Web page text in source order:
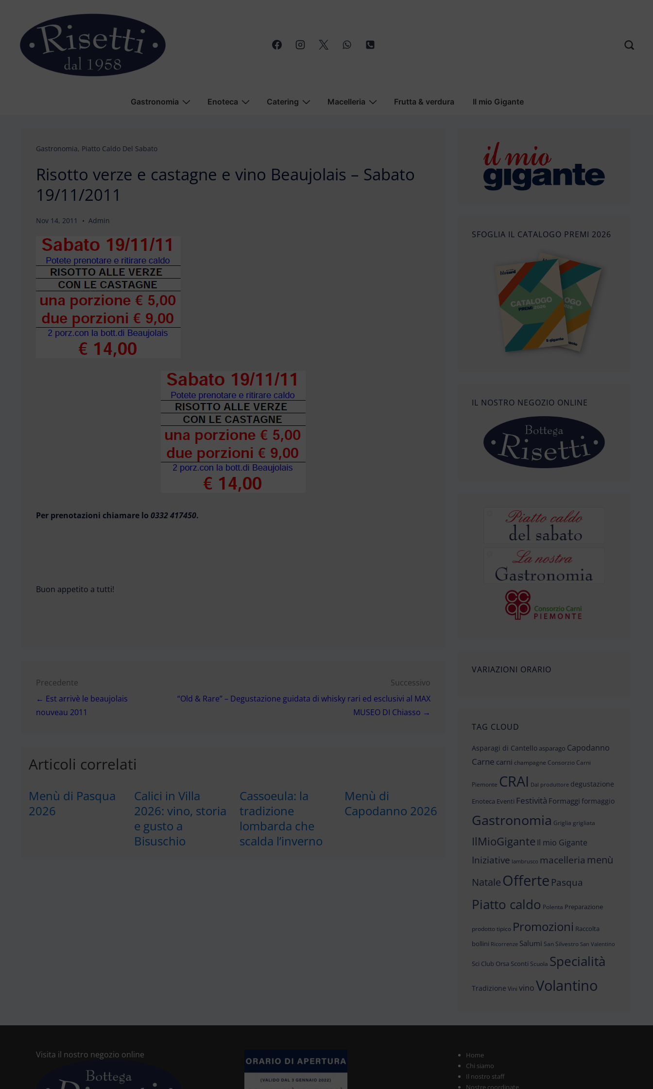
contenuto
principale
MenuGastronomia Enoteca Catering Macelleria Frutta & verdura Il mio Gigante
Gastronomia, Piatto Caldo Del Sabato
Risotto verze e castagne e vino Beaujolais – Sabato
19/11/2011
Nov 14, 2011 Admin
Per prenotazioni chiamare lo 0332 417450.
Buon appetito a tutti!
Navigazione
articoli
Precedente
← Est arrivè le beaujolais
nouveau 2011
Successivo
“Old & Rare” – Degustazione guidata di whisky rari ed esclusivi al MAX
MUSEO DI Chiasso →
Articoli correlati
Menù di Pasqua
2026
Calici in Villa
2026: vino, storia
e gusto a
Bisuschio
Cassoeula: la
tradizione
lombarda che
scalda l’inverno
Menù di
Capodanno 2026
SFOGLIA IL CATALOGO PREMI 2026
IL NOSTRO NEGOZIO ONLINE
VARIAZIONI ORARIO
TAG CLOUD
Asparagi di Cantello asparago Capodanno
Carne carni champagne Consorzio Carni
Piemonte CRAI Dal produttore degustazione
Enoteca Eventi Festività Formaggi formaggio
Gastronomia Griglia grigliata
IlMioGigante Il mio Gigante
Iniziative lambrusco macelleria menù
Natale Offerte Pasqua
Piatto caldo Polenta Preparazione
prodotto tipico Promozioni Raccolta
bollini Ricorrenze Salumi San Silvestro San Valentino
Sci Club Orsa Sconti Scuola Specialità
Tradizione Vini vinoVolantino
Visita il nostro negozio online
Home
Chi siamo
Il nostro staff
Nostre coordinate